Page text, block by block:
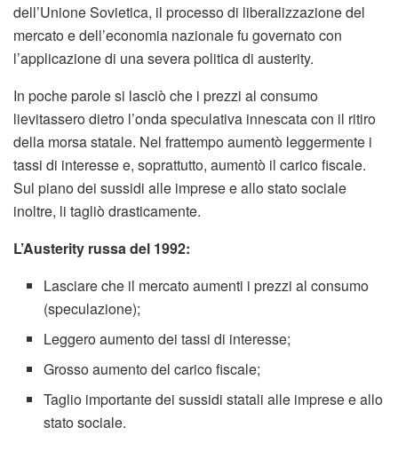
dell’Unione Sovietica, il processo di liberalizzazione del
mercato e dell’economia nazionale fu governato con
l’applicazione di una severa politica di austerity.
In poche parole si lasciò che i prezzi al consumo
lievitassero dietro l’onda speculativa innescata con il ritiro
della morsa statale. Nel frattempo aumentò leggermente i
tassi di interesse e, soprattutto, aumentò il carico fiscale.
Sul piano dei sussidi alle imprese e allo stato sociale
inoltre, li tagliò drasticamente.
L’Austerity russa del 1992:
Lasciare che il mercato aumenti i prezzi al consumo
(speculazione);
Leggero aumento dei tassi di interesse;
Grosso aumento del carico fiscale;
Taglio importante dei sussidi statali alle imprese e allo
stato sociale.